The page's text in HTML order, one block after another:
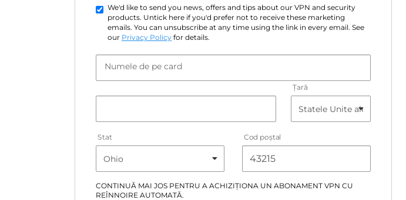
We'd like to send you news, offers and tips about our VPN and security
products. Untick here if you'd prefer not to receive these marketing
emails. You can unsubscribe at any time using the link in every email. See
our Privacy Policy for details.
Numele de pe card
Țară
Stat Cod poştal
CONTINUĂ MAI JOS PENTRU A ACHIZIȚIONA UN ABONAMENT VPN CU
REÎNNOIRE AUTOMATĂ.